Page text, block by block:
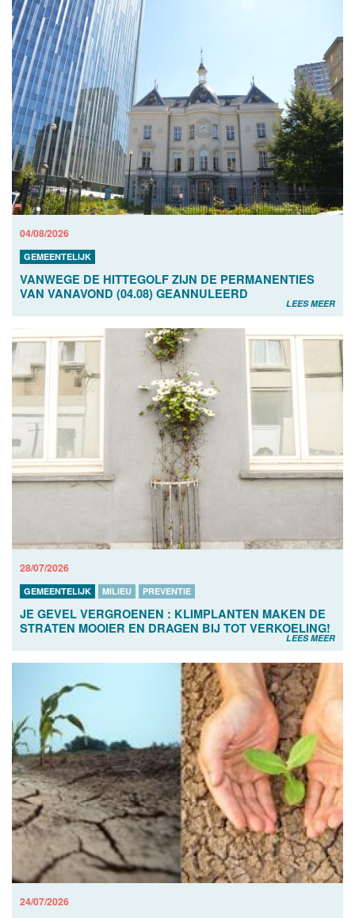
04/08/2026
GEMEENTELIJK
VANWEGE DE HITTEGOLF ZIJN DE PERMANENTIES
VAN VANAVOND (04.08) GEANNULEERD
LEES MEER
28/07/2026
GEMEENTELIJK MILIEU PREVENTIE
JE GEVEL VERGROENEN : KLIMPLANTEN MAKEN DE
STRATEN MOOIER EN DRAGEN BIJ TOT VERKOELING!
LEES MEER
24/07/2026